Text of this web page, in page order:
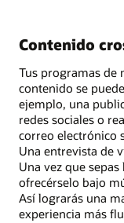
Contenido
Tus programas de
contenido se
ejemplo, una
redes sociales o
correo electrónico
Una entrevista de
Una vez que
ofrecérselo bajo
Así lograrás una
experiencia más